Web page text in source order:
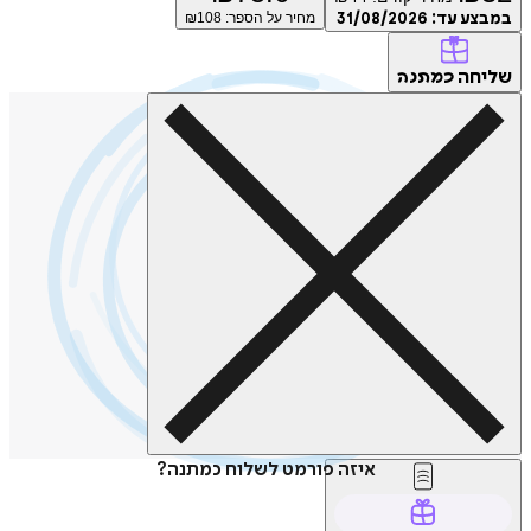
עד:31/08/2026 מחיר על הספר: ₪108
כמתנה
איזה פורמט לשלוח כמתנה?